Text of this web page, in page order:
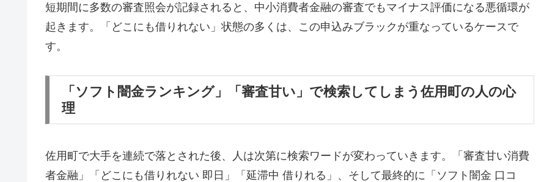
短期間に多数の審査照会が記録されると、中小消費者金融の審査でもマイナス評価になる悪循環が
起きます。「どこにも借りれない」状態の多くは、この申込みブラックが重なっているケースで
す。
「ソフト闇金ランキング」「審査甘い」で検索してしまう佐用町の人の心
理
佐用町で大手を連続で落とされた後、人は次第に検索ワードが変わっていきます。「審査甘い消費
者金融」「どこにも借りれない 即日」「延滞中 借りれる」、そして最終的に「ソフト闇金 口コ